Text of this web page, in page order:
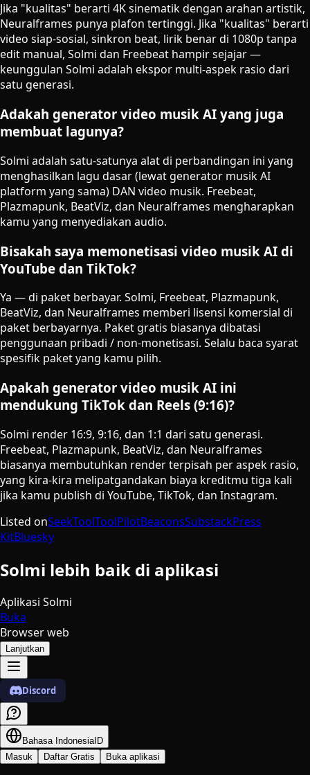
Jika "kualitas" berarti 4K sinematik dengan arahan artistik,
Neuralframes punya plafon tertinggi. Jika "kualitas" berarti
video siap-sosial, sinkron beat, lirik benar di 1080p tanpa
edit manual, Solmi dan Freebeat hampir sejajar —
keunggulan Solmi adalah ekspor multi-aspek rasio dari
satu generasi.
Adakah generator video musik AI yang juga
membuat lagunya?
Solmi adalah satu-satunya alat di perbandingan ini yang
menghasilkan lagu dasar (lewat generator musik AI
platform yang sama) DAN video musik. Freebeat,
Plazmapunk, BeatViz, dan Neuralframes mengharapkan
kamu yang menyediakan audio.
Bisakah saya memonetisasi video musik AI di
YouTube dan TikTok?
Ya — di paket berbayar. Solmi, Freebeat, Plazmapunk,
BeatViz, dan Neuralframes memberi lisensi komersial di
paket berbayarnya. Paket gratis biasanya dibatasi
penggunaan pribadi / non-monetisasi. Selalu baca syarat
spesifik paket yang kamu pilih.
Apakah generator video musik AI ini
mendukung TikTok dan Reels (9:16)?
Solmi render 16:9, 9:16, dan 1:1 dari satu generasi.
Freebeat, Plazmapunk, BeatViz, dan Neuralframes
biasanya membutuhkan render terpisah per aspek rasio,
yang kira-kira melipatgandakan biaya kreditmu tiga kali
jika kamu publish di YouTube, TikTok, dan Instagram.
Listed onSeekToolToolPilotBeaconsSubstackPress
KitBluesky
Solmi lebih baik di aplikasi
Aplikasi Solmi
Buka
Browser web
Lanjutkan
Discord
Bahasa IndonesiaID
Masuk
Daftar Gratis Buka aplikasi